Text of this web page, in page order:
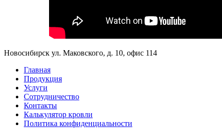
Новосибирск ул. Маковского, д. 10, офис 114
Главная
Продукция
Услуги
Сотрудничество
Контакты
Калькулятор кровли
Политика конфиденциальности